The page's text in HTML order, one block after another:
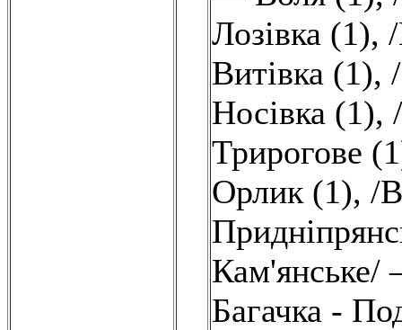
Лозівка (1),
Витівка (1),
Носівка (1),
Трирогове
Орлик (1), /
Кам'янське/
Багачка -